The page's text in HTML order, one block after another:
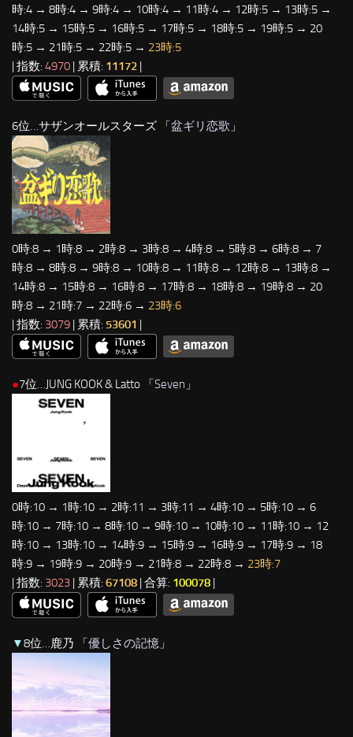
時:4 → 8時:4 → 9時:4 → 10時:4 → 11時:4 → 12時:5 → 13時:5 →
14時:5 → 15時:5 → 16時:5 → 17時:5 → 18時:5 → 19時:5 → 20
時:5 → 21時:5 → 22時:5 → 23時:5
| 指数: 4970 | 累積: 11172 |
6位…サザンオールスターズ 「盆ギリ恋歌 」
0時:8 → 1時:8 → 2時:8 → 3時:8 → 4時:8 → 5時:8 → 6時:8 → 7
時:8 → 8時:8 → 9時:8 → 10時:8 → 11時:8 → 12時:8 → 13時:8 →
14時:8 → 15時:8 → 16時:8 → 17時:8 → 18時:8 → 19時:8 → 20
時:8 → 21時:7 → 22時:6 → 23時:6
| 指数: 3079 | 累積: 53601 |
●7位…JUNG KOOK & Latto 「 Seven 」
0時:10 → 1時:10 → 2時:11 → 3時:11 → 4時:10 → 5時:10 → 6
時:10 → 7時:10 → 8時:10 → 9時:10 → 10時:10 → 11時:10 → 12
時:10 → 13時:10 → 14時:9 → 15時:9 → 16時:9 → 17時:9 → 18
時:9 → 19時:9 → 20時:9 → 21時:8 → 22時:8 → 23時:7
| 指数: 3023 | 累積: 67108 | 合算: 100078
▼8位…鹿乃 「優しさの記憶 」